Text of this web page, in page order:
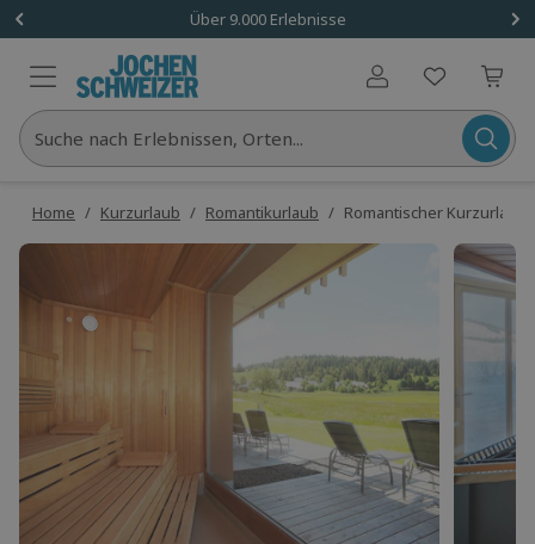
Über 9.000 Erlebnisse
Benutzerkonto
Suche nach Erlebnissen, Orten...
Home / Kurzurlaub / Romantikurlaub / Romantischer Kurzurlaub